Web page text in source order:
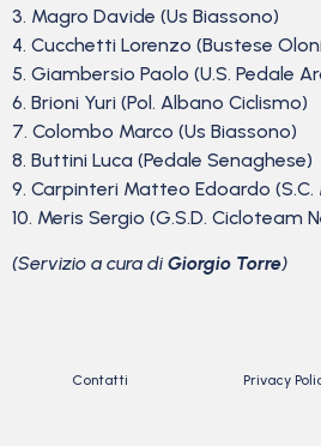
3. Magro Davide (Us Biassono)
4. Cucchetti Lorenzo (Bustese
5. Giambersio Paolo (U.S. Pedale
6. Brioni Yuri (Pol. Albano Ciclismo)
7. Colombo Marco (Us Biassono)
8. Buttini Luca (Pedale Senaghese)
9. Carpinteri Matteo Edoardo (S.C.
10. Meris Sergio (G.S.D. Cicloteam
(Servizio a cura di Giorgio Torre)
Contatti Privacy